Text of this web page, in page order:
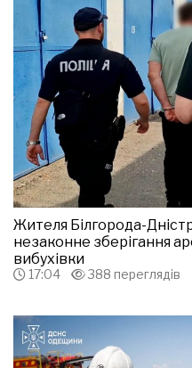
Жителя Білгорода-
незаконне зберігання
вибухівки
17:04 388 переглядів